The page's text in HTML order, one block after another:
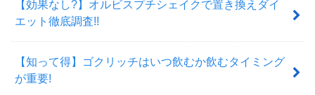
【効果なし?】オルビスプチシェイクで置き換えダイ
エット徹底調査!!
【知って得】ゴクリッチはいつ飲むか飲むタイミング
が重要!